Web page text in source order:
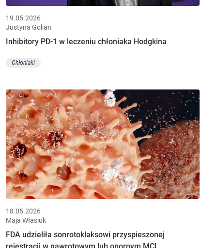
19.05.2026
Justyna Golian
Inhibitory PD-1 w leczeniu chłoniaka Hodgkina
Chłoniaki
18.05.2026
Maja Własiuk
FDA udzieliła sonrotoklaksowi przyspieszonej
rejestracji w nawrotowym lub opornym MCL